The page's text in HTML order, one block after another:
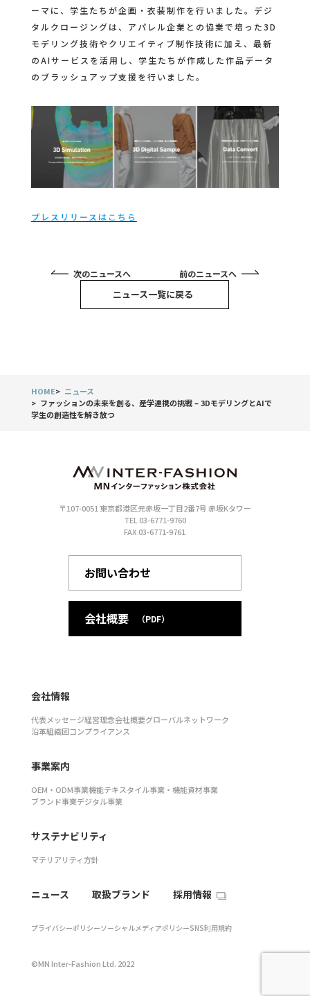
ーマに、学生たちが企画‧衣装制作を行いました。デジ
タルクロージングは、アパレル企業との協業で培った3D
モデリング技術やクリエイティブ制作技術に加え、最新
のAIサービスを活用し、学生たちが作成した作品データ
のブラッシュアップ支援を行いました。
プレスリリースはこちら
前のニュースへ
ニュース一覧に戻る
次のニュースへ
HOME
ニュース
ファッションの未来を創る、産学連携の挑戦 – 3DモデリングとAIで
学生の創造性を解き放つ
会社情報
代表メッセージ経営理念会社概要グローバルネットワーク
沿革組織図コンプライアンス
事業案内
OEM・ODM事業機能テキスタイル事業・機能資材事業
ブランド事業デジタル事業
サステナビリティ
マテリアリティ方針
ニュース 取扱ブランド 採用情報
〒107-0051 東京都港区元赤坂一丁目2番7号 赤坂Kタワー
TEL 03-6771-9760
FAX 03-6771-9761
お問い合わせ
会社概要 （PDF）
プライバシーポリシーソーシャルメディアポリシーSNS利用規約
©MN Inter-Fashion Ltd. 2022